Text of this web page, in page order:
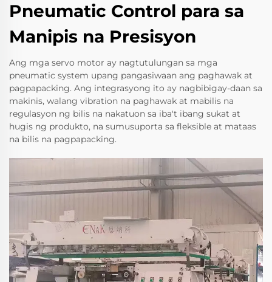
Pneumatic Control para sa
Manipis na Presisyon
Ang mga servo motor ay nagtutulungan sa mga
pneumatic system upang pangasiwaan ang paghawak at
pagpapacking. Ang integrasyong ito ay nagbibigay-daan sa
makinis, walang vibration na paghawak at mabilis na
regulasyon ng bilis na nakatuon sa iba't ibang sukat at
hugis ng produkto, na sumusuporta sa fleksible at mataas
na bilis na pagpapacking.